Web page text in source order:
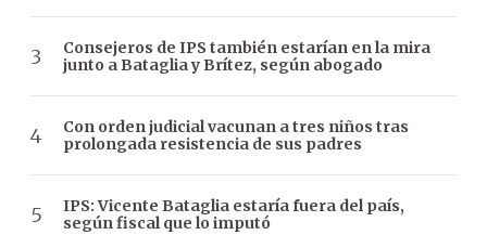
Consejeros de IPS también estarían en la mira
junto a Bataglia y Brítez, según abogado
Con orden judicial vacunan a tres niños tras
prolongada resistencia de sus padres
IPS: Vicente Bataglia estaría fuera del país,
según fiscal que lo imputó